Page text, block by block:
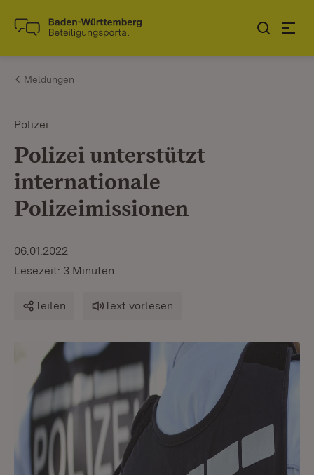
Zum Inhalt springen
Link zur Startseite
Meldungen
Polizei
Polizei unterstützt
internationale
Polizeimissionen
06.01.2022
Lesezeit: 3 Minuten
Teilen Text vorlesen